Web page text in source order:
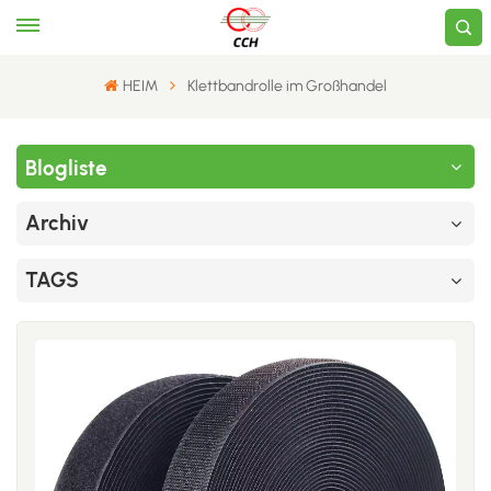
HEIM Klettbandrolle im Großhandel
Blogliste
Archiv
TAGS